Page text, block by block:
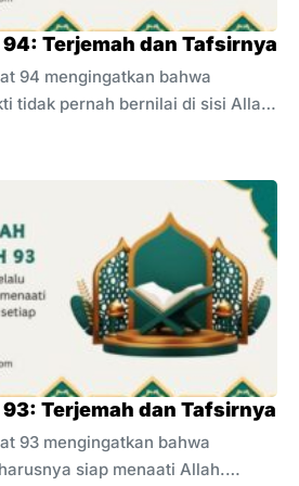
diri saat berbicara tentang
justru ...
Terjemah dan Tafsirnya
94 mengingatkan bahwa
tidak pernah bernilai di sisi Allah.
paling suci dan paling dekat
Sebagian lagi mengklaim bisa
dan karamah untuk mencari
itu bertentangan dengan
dalil yang benar dan ketakwaan.
dengan amal apakah sesuai
atau tidak, bukan sekadar
Terjemah dan Tafsirnya
93 mengingatkan bahwa
siap menaati Allah.